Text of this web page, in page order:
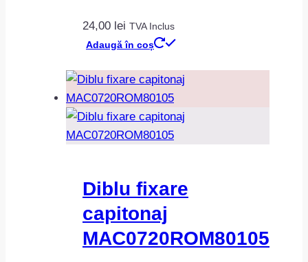
24,00 lei TVA Inclus
Adaugă în coș
Diblu fixare
capitonaj
MAC0720ROM80105